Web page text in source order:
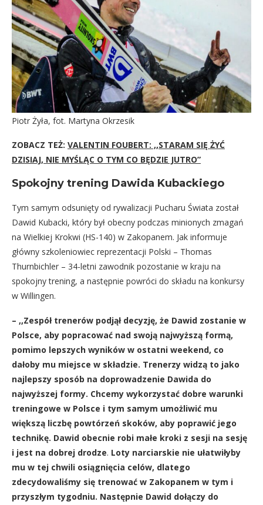
Piotr Żyła, fot. Martyna Okrzesik
ZOBACZ TEŻ: VALENTIN FOUBERT: ,,STARAM SIĘ ŻYĆ
DZISIAJ, NIE MYŚLĄC O TYM CO BĘDZIE JUTRO”
Spokojny trening Dawida Kubackiego
Tym samym odsunięty od rywalizacji Pucharu Świata został
Dawid Kubacki, który był obecny podczas minionych zmagań
na Wielkiej Krokwi (HS-140) w Zakopanem. Jak informuje
główny szkoleniowiec reprezentacji Polski – Thomas
Thurnbichler – 34-letni zawodnik pozostanie w kraju na
spokojny trening, a następnie powróci do składu na konkursy
w Willingen.
– ,,Zespół trenerów podjął decyzję, że Dawid zostanie w
Polsce, aby popracować nad swoją najwyższą formą,
pomimo lepszych wyników w ostatni weekend, co
dałoby mu miejsce w składzie. Trenerzy widzą to jako
najlepszy sposób na doprowadzenie Dawida do
najwyższej formy. Chcemy wykorzystać dobre warunki
treningowe w Polsce i tym samym umożliwić mu
większą liczbę powtórzeń skoków, aby poprawić jego
technikę. Dawid obecnie robi małe kroki z sesji na sesję
i jest na dobrej drodze. Loty narciarskie nie ułatwiłyby
mu w tej chwili osiągnięcia celów, dlatego
zdecydowaliśmy się trenować w Zakopanem w tym i
przyszłym tygodniu. Następnie Dawid dołączy do